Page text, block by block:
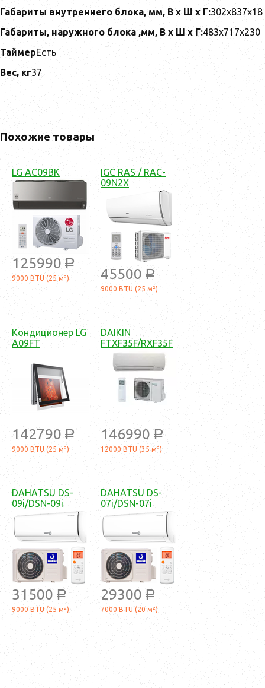
Габариты внутреннего блока, мм, В x Ш x Г:302х837х18
Габариты, наружного блока ,мм, В x Ш x Г:483х717х230
ТаймерЕсть
Вес, кг37
Похожие товары
LG AC09BK
125990 a
9000 BTU (25 м²)
IGC RAS / RAC-
09N2X
45500 a
9000 BTU (25 м²)
Кондиционер LG
A09FT
142790 a
9000 BTU (25 м²)
DAIKIN
FTXF35F/RXF35F
146990 a
12000 BTU (35 м²)
DAHATSU DS-
09i/DSN-09i
31500 a
9000 BTU (25 м²)
DAHATSU DS-
07i/DSN-07i
29300 a
7000 BTU (20 м²)